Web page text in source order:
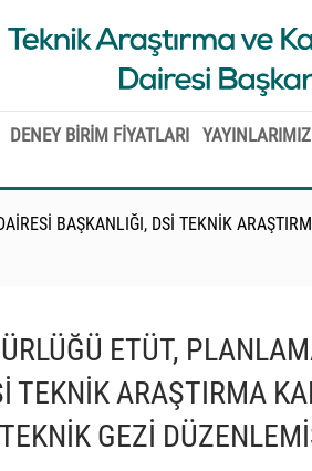
DENEY BİRİM FİYATLARI YAYINLARIMIZ
BAŞKANLIĞI, DSİ TEKNİK
ETÜT,
TEKNİK ARAŞTIRMA
GEZİ